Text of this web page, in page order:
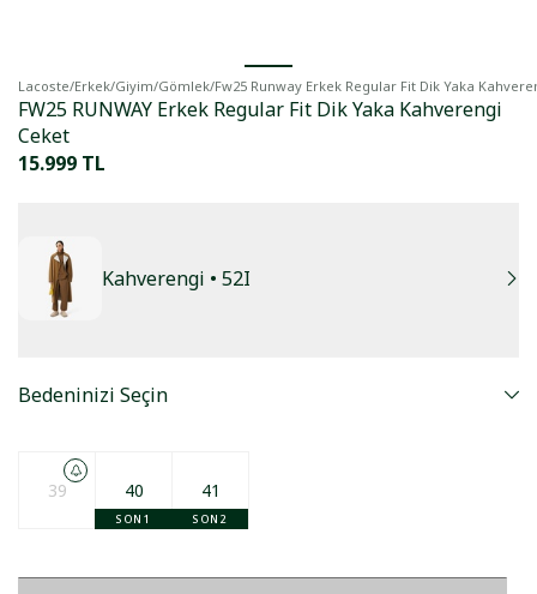
Lacoste/Erkek/Giyim/Gömlek/Fw25 Runway Erkek Regular Fit Dik Yaka
FW25 RUNWAY Erkek Regular Fit Dik Yaka Kahverengi
Ceket
15.999 TL
Kahverengi • 52I
Bedeninizi Seçin
39 40
SON 1
41
SON 2